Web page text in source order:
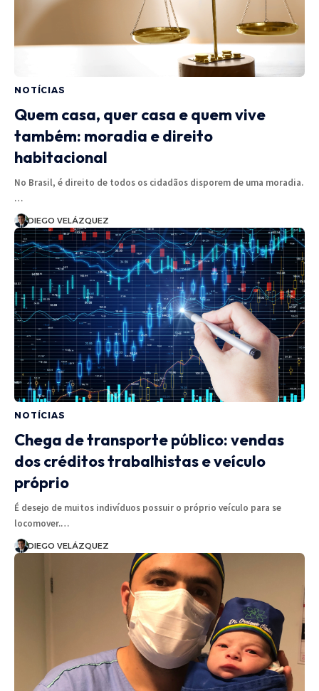
NOTÍCIAS
Quem casa, quer casa e quem vive
também: moradia e direito
habitacional
No Brasil, é direito de todos os cidadãos disporem de uma moradia.
…
DIEGO VELÁZQUEZ
NOTÍCIAS
Chega de transporte público: vendas
dos créditos trabalhistas e veículo
próprio
É desejo de muitos indivíduos possuir o próprio veículo para se
locomover.…
DIEGO VELÁZQUEZ